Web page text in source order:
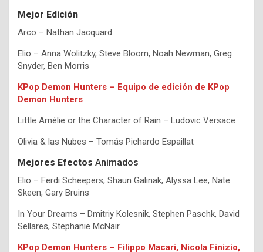
Mejor Edición
Arco – Nathan Jacquard
Elio – Anna Wolitzky, Steve Bloom, Noah Newman, Greg
Snyder, Ben Morris
KPop Demon Hunters – Equipo de edición de KPop
Demon Hunters
Little Amélie or the Character of Rain – Ludovic Versace
Olivia & las Nubes – Tomás Pichardo Espaillat
Mejores Efectos Animados
Elio – Ferdi Scheepers, Shaun Galinak, Alyssa Lee, Nate
Skeen, Gary Bruins
In Your Dreams – Dmitriy Kolesnik, Stephen Paschk, David
Sellares, Stephanie McNair
KPop Demon Hunters – Filippo Macari, Nicola Finizio,